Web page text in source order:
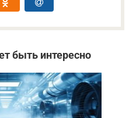
быть интересно